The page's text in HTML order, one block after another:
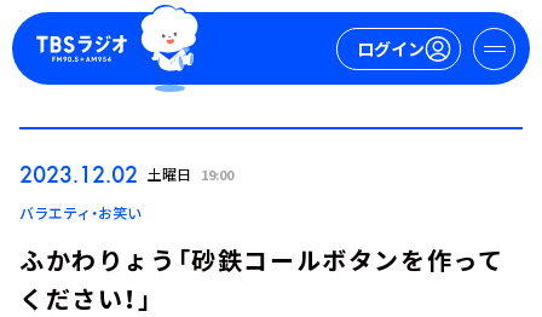
ログイン
ログイン
2023.12.02 土曜日 19:00
バラエティ・お笑い
ふかわりょう「砂鉄コールボタンを作って
ください！」